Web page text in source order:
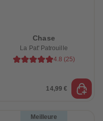
Chase
La Pat' Patrouille
4.8 (25)
14,99 €
Meilleure